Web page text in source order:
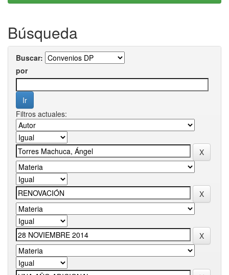
Búsqueda
Buscar:
por
Filtros actuales: